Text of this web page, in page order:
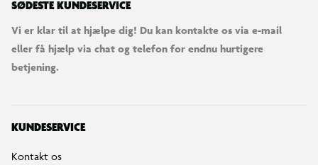
SØDESTE KUNDESERVICE
Vi er klar til at hjælpe dig! Du kan kontakte os via e-mail
eller få hjælp via chat og telefon for endnu hurtigere
betjening.
KUNDESERVICE
Kontakt os